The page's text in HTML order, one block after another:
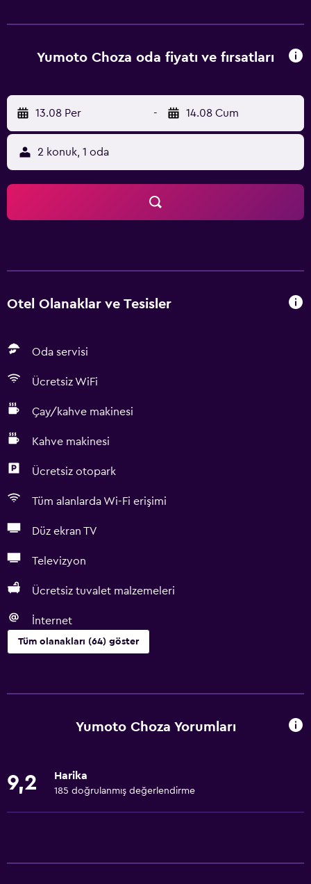
Yumoto Choza oda fiyatı ve fırsatları
13.08 Per - 14.08 Cum
2 konuk, 1 oda
Otel Olanaklar ve Tesisler
Oda servisi
Ücretsiz WiFi
Çay/kahve makinesi
Kahve makinesi
Ücretsiz otopark
Tüm alanlarda Wi-Fi erişimi
Düz ekran TV
Televizyon
Ücretsiz tuvalet malzemeleri
İnternet
Tüm olanakları (64) göster
Ücretsiz WiFi
Havlu
Yumoto Choza Yorumları
9,2 Harika
185 doğrulanmış değerlendirme